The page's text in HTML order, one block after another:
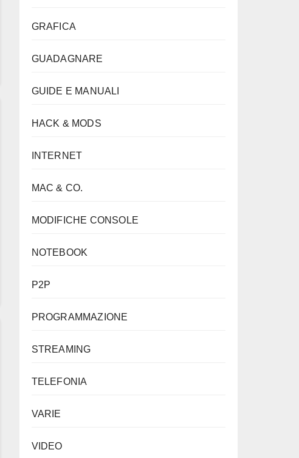
GRAFICA
GUADAGNARE
GUIDE E MANUALI
HACK & MODS
INTERNET
MAC & CO.
MODIFICHE CONSOLE
NOTEBOOK
P2P
PROGRAMMAZIONE
STREAMING
TELEFONIA
VARIE
VIDEO